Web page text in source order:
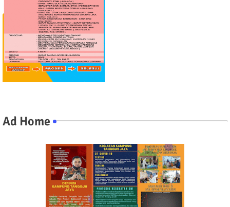
Ad Home